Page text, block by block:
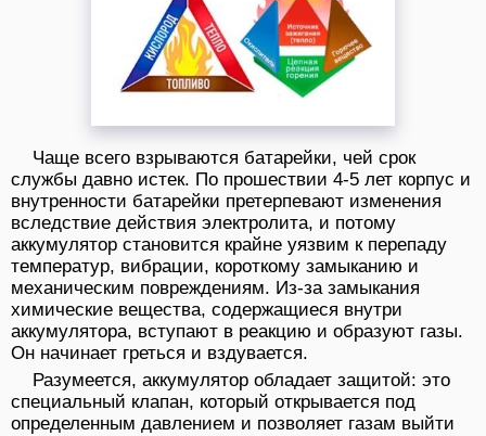
Чаще всего взрываются батарейки, чей срок
службы давно истек. По прошествии 4-5 лет корпус и
внутренности батарейки претерпевают изменения
вследствие действия электролита, и потому
аккумулятор становится крайне уязвим к перепаду
температур, вибрации, короткому замыканию и
механическим повреждениям. Из-за замыкания
химические вещества, содержащиеся внутри
аккумулятора, вступают в реакцию и образуют газы.
Он начинает греться и вздувается.
Разумеется, аккумулятор обладает защитой: это
специальный клапан, который открывается под
определенным давлением и позволяет газам выйти